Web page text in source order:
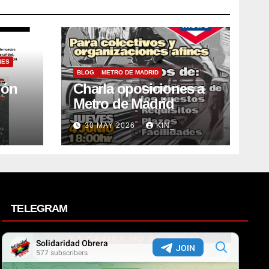
BLOG METRO DE MADRID
Charla oposiciones a
Metro de Madrid
30 MAY 2026 KIN_
TELEGRAM